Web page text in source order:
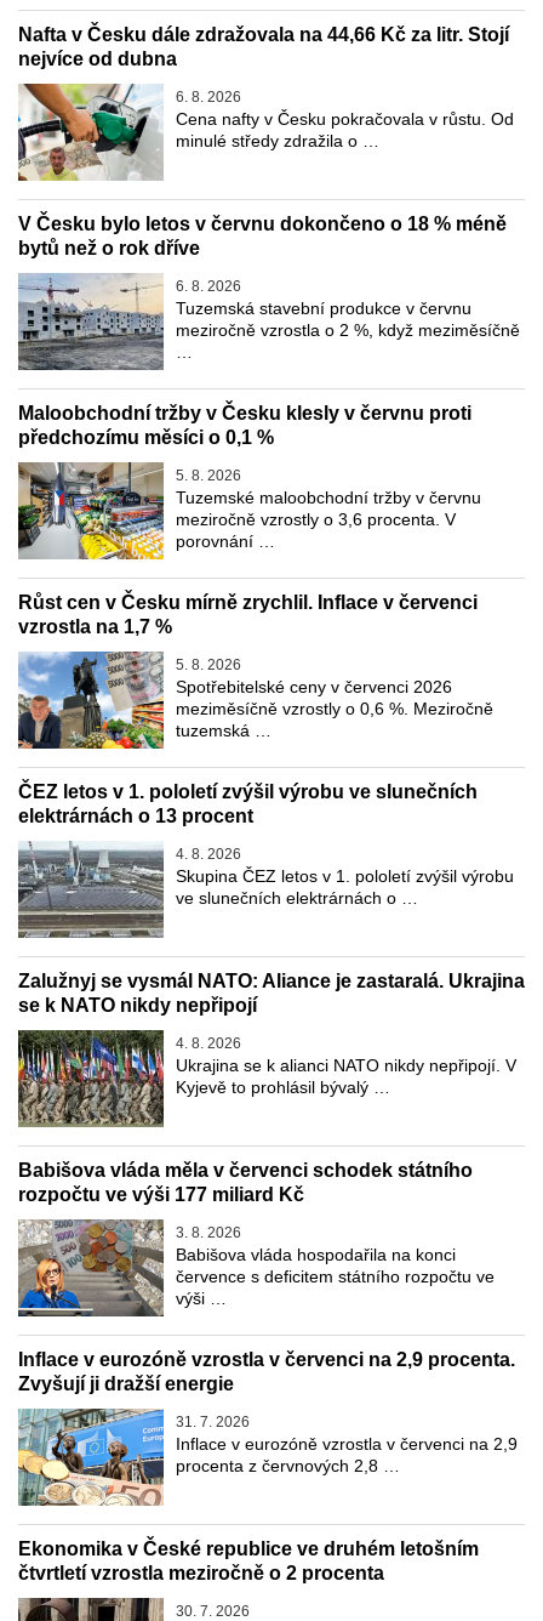
Nafta v Česku dále zdražovala na 44,66 Kč za litr. Stojí
nejvíce od dubna
6. 8. 2026
Cena nafty v Česku pokračovala v růstu. Od
minulé středy zdražila o …
V Česku bylo letos v červnu dokončeno o 18 % méně
bytů než o rok dříve
6. 8. 2026
Tuzemská stavební produkce v červnu
meziročně vzrostla o 2 %, když meziměsíčně
Maloobchodní tržby v Česku klesly v červnu proti
předchozímu měsíci o 0,1 %
5. 8. 2026
Tuzemské maloobchodní tržby v červnu
meziročně vzrostly o 3,6 procenta. V
porovnání …
Růst cen v Česku mírně zrychlil. Inflace v červenci
vzrostla na 1,7 %
5. 8. 2026
Spotřebitelské ceny v červenci 2026
meziměsíčně vzrostly o 0,6 %. Meziročně
tuzemská …
ČEZ letos v 1. pololetí zvýšil výrobu ve slunečních
elektrárnách o 13 procent
4. 8. 2026
Skupina ČEZ letos v 1. pololetí zvýšil výrobu
ve slunečních elektrárnách o …
Zalužnyj se vysmál NATO: Aliance je zastaralá. Ukrajina
se k NATO nikdy nepřipojí
4. 8. 2026
Ukrajina se k alianci NATO nikdy nepřipojí. V
Kyjevě to prohlásil bývalý …
Babišova vláda měla v červenci schodek státního
rozpočtu ve výši 177 miliard Kč
3. 8. 2026
Babišova vláda hospodařila na konci
července s deficitem státního rozpočtu ve
výši …
Inflace v eurozóně vzrostla v červenci na 2,9 procenta.
Zvyšují ji dražší energie
31. 7. 2026
Inflace v eurozóně vzrostla v červenci na 2,9
procenta z červnových 2,8 …
Ekonomika v České republice ve druhém letošním
čtvrtletí vzrostla meziročně o 2 procenta
30. 7. 2026